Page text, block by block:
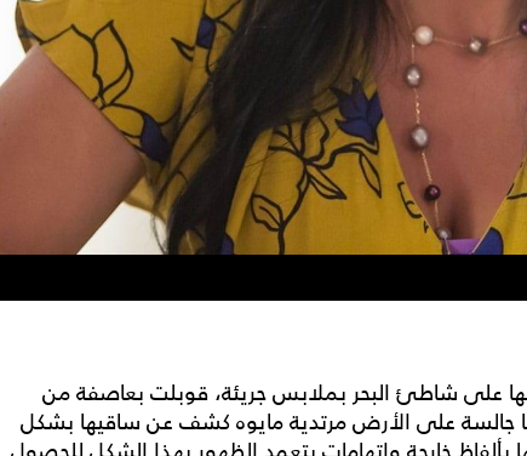
على شاطئ البحر بملابس جريئة، قوبلت بعاصفة من
جالسة على الأرض مرتدية مايوه كشف عن ساقيها بشكل